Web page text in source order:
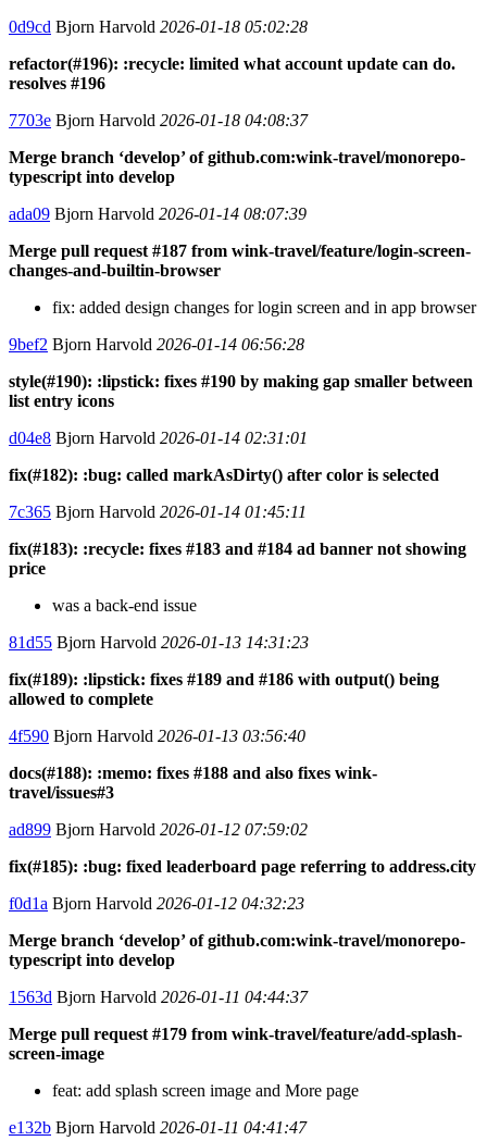
0d9cd Bjorn Harvold 2026-01-18 05:02:28
refactor(#196): :recycle: limited what account update can do.
resolves #196
7703e Bjorn Harvold 2026-01-18 04:08:37
Merge branch ‘develop’ of github.com:wink-travel/monorepo-
typescript into develop
ada09 Bjorn Harvold 2026-01-14 08:07:39
Merge pull request #187 from wink-travel/feature/login-screen-
changes-and-builtin-browser
fix: added design changes for login screen and in app browser
9bef2 Bjorn Harvold 2026-01-14 06:56:28
style(#190): :lipstick: fixes #190 by making gap smaller between
list entry icons
d04e8 Bjorn Harvold 2026-01-14 02:31:01
fix(#182): :bug: called markAsDirty() after color is selected
7c365 Bjorn Harvold 2026-01-14 01:45:11
fix(#183): :recycle: fixes #183 and #184 ad banner not showing
price
was a back-end issue
81d55 Bjorn Harvold 2026-01-13 14:31:23
fix(#189): :lipstick: fixes #189 and #186 with output() being
allowed to complete
4f590 Bjorn Harvold 2026-01-13 03:56:40
docs(#188): :memo: fixes #188 and also fixes wink-
travel/issues#3
ad899 Bjorn Harvold 2026-01-12 07:59:02
fix(#185): :bug: fixed leaderboard page referring to address.city
f0d1a Bjorn Harvold 2026-01-12 04:32:23
Merge branch ‘develop’ of github.com:wink-travel/monorepo-
typescript into develop
1563d Bjorn Harvold 2026-01-11 04:44:37
Merge pull request #179 from wink-travel/feature/add-splash-
screen-image
feat: add splash screen image and More page
e132b Bjorn Harvold 2026-01-11 04:41:47